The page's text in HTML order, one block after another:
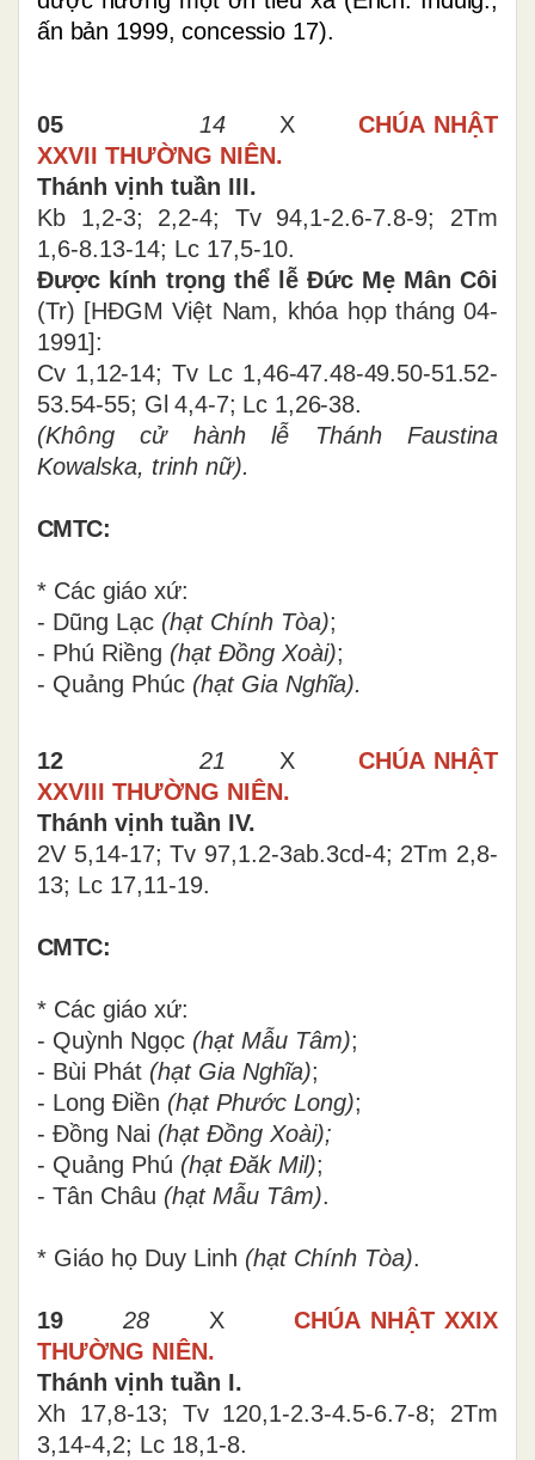
ấn bản 1999, concessio 17).
05 14XCHÚA NHẬT
XXVII THƯỜNG NIÊN.
Thánh vịnh tuần III.
Kb 1,2-3; 2,2-4; Tv 94,1-2.6-7.8-9; 2Tm
1,6-8.13-14; Lc 17,5-10.
Được kính trọng thể lễ Đức Mẹ Mân Côi
(Tr) [HĐGM Việt Nam, khóa họp tháng 04-
1991]:
Cv 1,12-14; Tv Lc 1,46-47.48-49.50-51.52-
53.54-55; Gl 4,4-7; Lc 1,26-38.
(Không cử hành lễ Thánh Faustina
Kowalska, trinh nữ).
CMTC:
* Các giáo xứ:
- Dũng Lạc (hạt Chính Tòa);
- Phú Riềng (hạt Đồng Xoài);
- Quảng Phúc (hạt Gia Nghĩa).
12 21 XCHÚA NHẬT
XXVIII THƯỜNG NIÊN.
Thánh vịnh tuần IV.
2V 5,14-17; Tv 97,1.2-3ab.3cd-4; 2Tm 2,8-
13; Lc 17,11-19.
CMTC:
* Các giáo xứ:
- Quỳnh Ngọc (hạt Mẫu Tâm);
- Bùi Phát (hạt Gia Nghĩa);
- Long Điền (hạt Phước Long);
- Đồng Nai (hạt Đồng Xoài);
- Quảng Phú (hạt Đăk Mil);
- Tân Châu (hạt Mẫu Tâm).
* Giáo họ Duy Linh (hạt Chính Tòa).
19 28 XCHÚA NHẬT XXIX
THƯỜNG NIÊN.
Thánh vịnh tuần I.
Xh 17,8-13; Tv 120,1-2.3-4.5-6.7-8; 2Tm
3,14-4,2; Lc 18,1-8.